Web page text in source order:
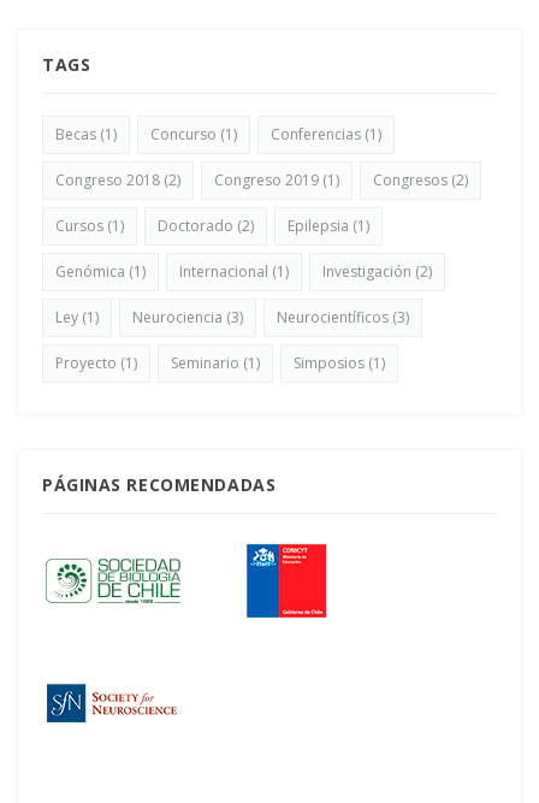
TAGS
Becas (1) Concurso (1) Conferencias (1)
Congreso 2018 (2) Congreso 2019 (1) Congresos (2)
Cursos (1) Doctorado (2) Epilepsia (1)
Genómica (1) Internacional (1) Investigación (2)
Ley (1) Neurociencia (3) Neurocientíficos (3)
Proyecto (1) Seminario (1) Simposios (1)
PÁGINAS RECOMENDADAS